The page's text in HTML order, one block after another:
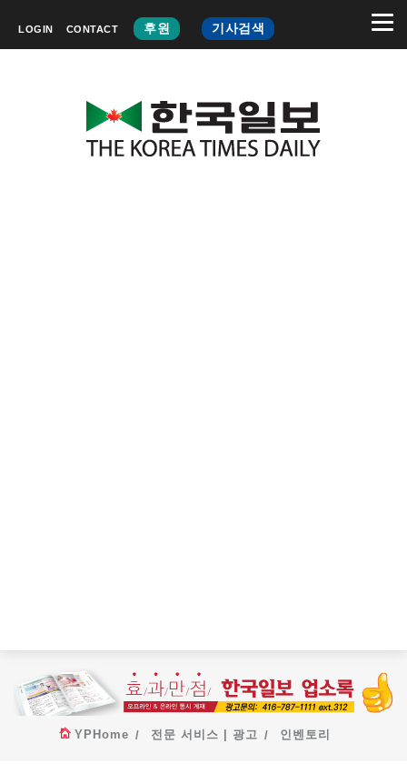
LOGIN CONTACT 후원 기사검색
YPHome 전문 서비스 | 광고 인벤토리